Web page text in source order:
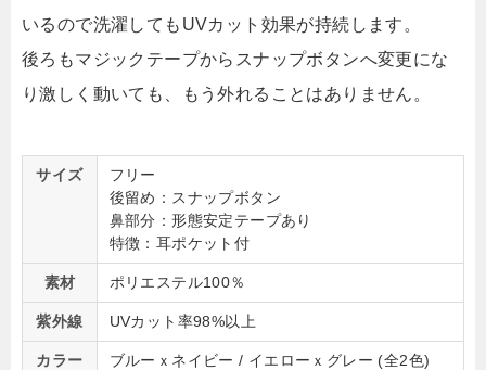
いるので洗濯してもUVカット効果が持続します。
後ろもマジックテープからスナップボタンへ変更にな
り激しく動いても、もう外れることはありません。
サイズ
フリー
後留め：スナップボタン
鼻部分：形態安定テープあり
特徴：耳ポケット付
素材 ポリエステル100％
紫外線 UVカット率98%以上
カラー ブルーｘネイビー / イエローｘグレー (全2色)